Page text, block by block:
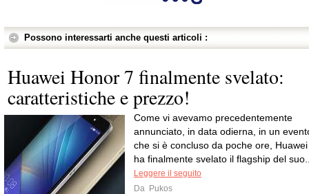
Possono interessarti anche questi articoli :
Huawei Honor 7 finalmente svelato:
caratteristiche e prezzo!
Come vi avevamo precedentemente
annunciato, in data odierna, in un
che si è concluso da poche ore, Huawei
ha finalmente svelato il flagship del
Leggere il seguito
Da Pukos